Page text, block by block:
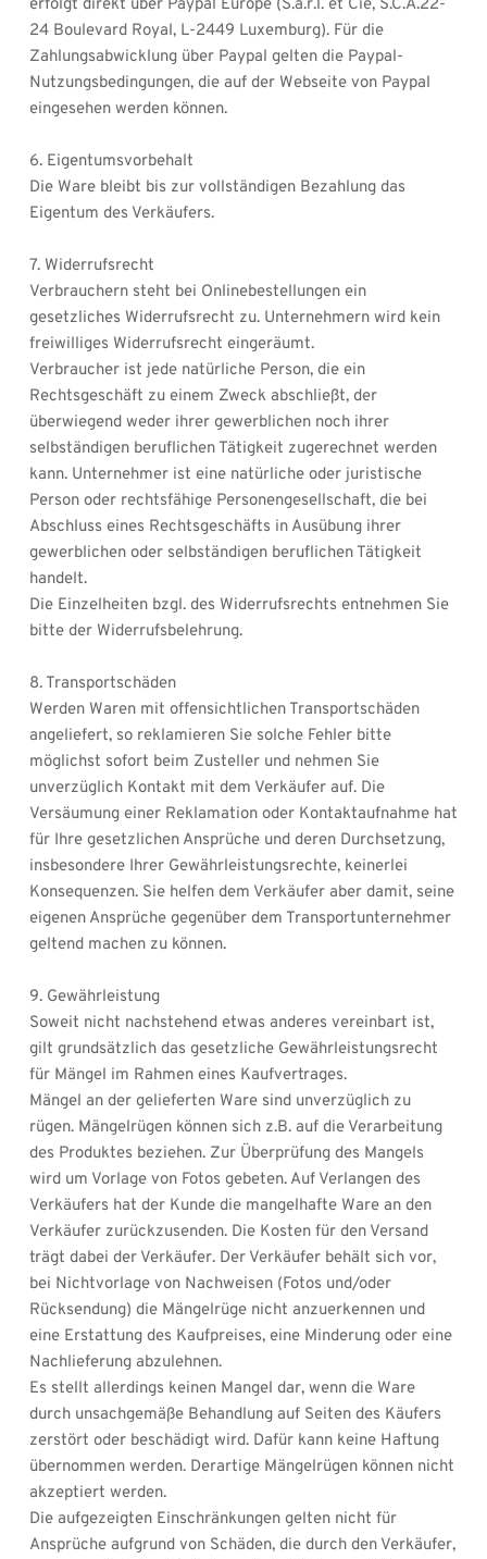
erfolgt direkt über Paypal Europe (S.à.r.l. et Cie, S.C.A.22-
24 Boulevard Royal, L-2449 Luxemburg). Für die
Zahlungsabwicklung über Paypal gelten die Paypal-
Nutzungsbedingungen, die auf der Webseite von Paypal
eingesehen werden können.
6. Eigentumsvorbehalt
Die Ware bleibt bis zur vollständigen Bezahlung das
Eigentum des Verkäufers.
7. Widerrufsrecht
Verbrauchern steht bei Onlinebestellungen ein
gesetzliches Widerrufsrecht zu. Unternehmern wird kein
freiwilliges Widerrufsrecht eingeräumt.
Verbraucher ist jede natürliche Person, die ein
Rechtsgeschäft zu einem Zweck abschließt, der
überwiegend weder ihrer gewerblichen noch ihrer
selbständigen beruflichen Tätigkeit zugerechnet werden
kann. Unternehmer ist eine natürliche oder juristische
Person oder rechtsfähige Personengesellschaft, die bei
Abschluss eines Rechtsgeschäfts in Ausübung ihrer
gewerblichen oder selbständigen beruflichen Tätigkeit
handelt.
Die Einzelheiten bzgl. des Widerrufsrechts entnehmen Sie
bitte der Widerrufsbelehrung.
8. Transportschäden
Werden Waren mit offensichtlichen Transportschäden
angeliefert, so reklamieren Sie solche Fehler bitte
möglichst sofort beim Zusteller und nehmen Sie
unverzüglich Kontakt mit dem Verkäufer auf. Die
Versäumung einer Reklamation oder Kontaktaufnahme hat
für Ihre gesetzlichen Ansprüche und deren Durchsetzung,
insbesondere Ihrer Gewährleistungsrechte, keinerlei
Konsequenzen. Sie helfen dem Verkäufer aber damit, seine
eigenen Ansprüche gegenüber dem Transportunternehmer
geltend machen zu können.
9. Gewährleistung
Soweit nicht nachstehend etwas anderes vereinbart ist,
gilt grundsätzlich das gesetzliche Gewährleistungsrecht
für Mängel im Rahmen eines Kaufvertrages.
Mängel an der gelieferten Ware sind unverzüglich zu
rügen. Mängelrügen können sich z.B. auf die Verarbeitung
des Produktes beziehen. Zur Überprüfung des Mangels
wird um Vorlage von Fotos gebeten. Auf Verlangen des
Verkäufers hat der Kunde die mangelhafte Ware an den
Verkäufer zurückzusenden. Die Kosten für den Versand
trägt dabei der Verkäufer. Der Verkäufer behält sich vor,
bei Nichtvorlage von Nachweisen (Fotos und/oder
Rücksendung) die Mängelrüge nicht anzuerkennen und
eine Erstattung des Kaufpreises, eine Minderung oder eine
Nachlieferung abzulehnen.
Es stellt allerdings keinen Mangel dar, wenn die Ware
durch unsachgemäße Behandlung auf Seiten des Käufers
zerstört oder beschädigt wird. Dafür kann keine Haftung
übernommen werden. Derartige Mängelrügen können nicht
akzeptiert werden.
Die aufgezeigten Einschränkungen gelten nicht für
Ansprüche aufgrund von Schäden, die durch den Verkäufer,